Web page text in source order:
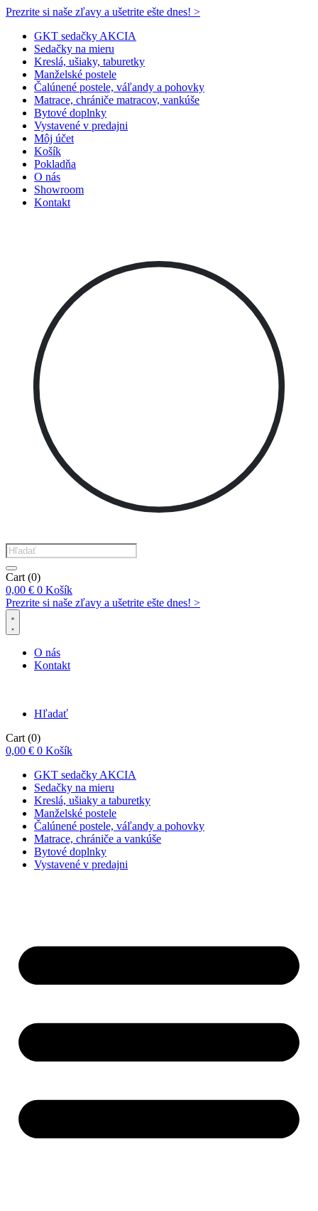
Prezrite si naše zľavy a ušetrite ešte dnes! >​
GKT sedačky AKCIA
Sedačky na mieru
Kreslá, ušiaky, taburetky
Manželské postele
Čalúnené postele, váľandy a pohovky
Matrace, chrániče matracov, vankúše
Bytové doplnky
Vystavené v predajni
Môj účet
Košík
Pokladňa
O nás
Showroom
Kontakt
Products
search
Cart (0)
0,00 € 0 Košík
Prezrite si naše zľavy a ušetrite ešte dnes! >​
O nás
Kontakt
Hľadať
Cart (0)
0,00 € 0 Košík
GKT sedačky AKCIA
Sedačky na mieru
Kreslá, ušiaky a taburetky
Manželské postele
Čalúnené postele, váľandy a pohovky
Matrace, chrániče a vankúše
Bytové doplnky
Vystavené v predajni